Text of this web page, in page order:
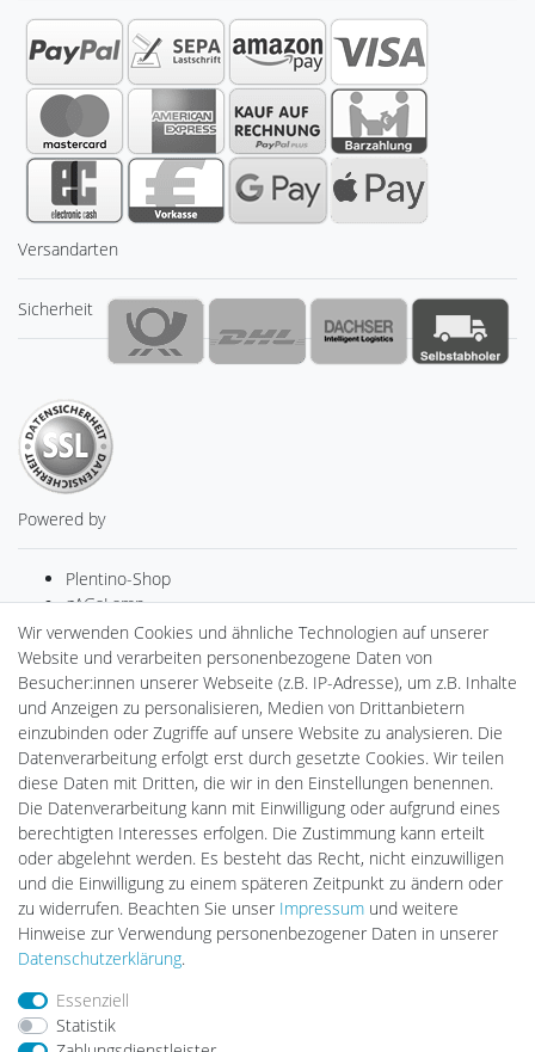
Versandarten
Sicherheit
Powered by
Plentino-Shop
gAGaLamp
Drohnenstore24
Cardanlight-Shop
Batteriespeicher
PlentiSolar
Gebrauchtlicht
Ledkauf
DEYESOLAR
Lightech Connect
CardanLight Europe
FORTIMO LEDs
LED-RETROSHOP
MeinUSB
Wir verwenden Cookies und ähnliche Technologien auf unserer
Website und verarbeiten personenbezogene Daten von
Besucher:innen unserer Webseite (z.B. IP-Adresse), um z.B. Inhalte
und Anzeigen zu personalisieren, Medien von Drittanbietern
einzubinden oder Zugriffe auf unsere Website zu analysieren. Die
Datenverarbeitung erfolgt erst durch gesetzte Cookies. Wir teilen
diese Daten mit Dritten, die wir in den Einstellungen benennen.
Die Datenverarbeitung kann mit Einwilligung oder aufgrund eines
berechtigten Interesses erfolgen. Die Zustimmung kann erteilt
oder abgelehnt werden. Es besteht das Recht, nicht einzuwilligen
und die Einwilligung zu einem späteren Zeitpunkt zu ändern oder
zu widerrufen. Beachten Sie unser Impressum und weitere
Hinweise zur Verwendung personenbezogener Daten in unserer
Daten­schutz­erklärung.
Essenziell
Statistik